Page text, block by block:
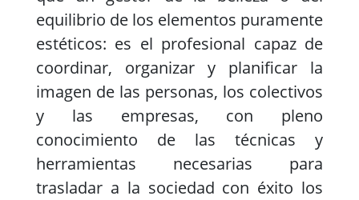
equilibrio de los elementos puramente
estéticos: es el profesional capaz de
coordinar, organizar y planificar la
imagen de las personas, los colectivos
y las empresas, con pleno
conocimiento de las técnicas y
herramientas necesarias para
trasladar a la sociedad con éxito los